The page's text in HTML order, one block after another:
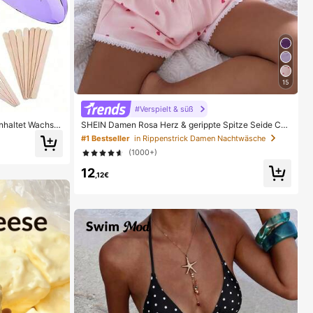
Wachs-
für di
15
#Verspielt & süß
SHEIN Damen Rosa Herz & gerippte Spitze Seide Ca
misole Shorts Pyjama Set
#1 Bestseller in Rippenstrick Damen Nachtwäsche
(1000+)
12,12€